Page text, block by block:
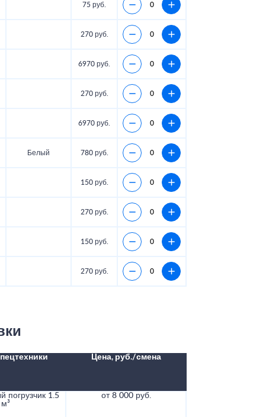
75 руб.
270 руб.
6970 руб.
270 руб.
6970 руб.
Белый 780 руб.
150 руб.
270 руб.
150 руб.
270 руб.
Цена, руб./смена
погрузчик 1.5
м³
от 8 000 руб.